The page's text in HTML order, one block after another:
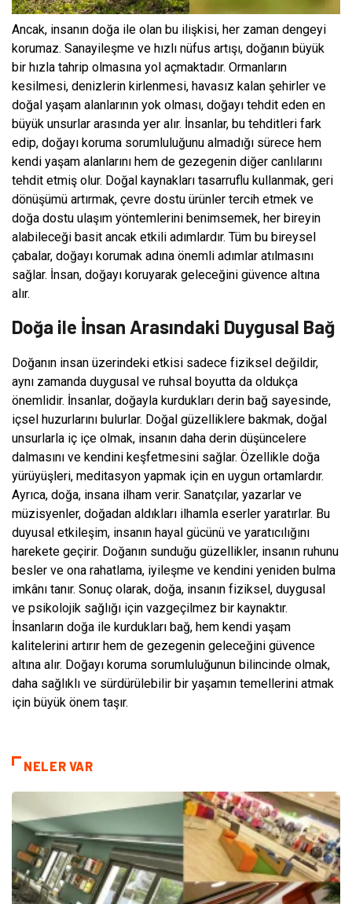
Ancak, insanın doğa ile olan bu ilişkisi, her zaman dengeyi
korumaz. Sanayileşme ve hızlı nüfus artışı, doğanın büyük
bir hızla tahrip olmasına yol açmaktadır. Ormanların
kesilmesi, denizlerin kirlenmesi, havasız kalan şehirler ve
doğal yaşam alanlarının yok olması, doğayı tehdit eden en
büyük unsurlar arasında yer alır. İnsanlar, bu tehditleri fark
edip, doğayı koruma sorumluluğunu almadığı sürece hem
kendi yaşam alanlarını hem de gezegenin diğer canlılarını
tehdit etmiş olur. Doğal kaynakları tasarruflu kullanmak, geri
dönüşümü artırmak, çevre dostu ürünler tercih etmek ve
doğa dostu ulaşım yöntemlerini benimsemek, her bireyin
alabileceği basit ancak etkili adımlardır. Tüm bu bireysel
çabalar, doğayı korumak adına önemli adımlar atılmasını
sağlar. İnsan, doğayı koruyarak geleceğini güvence altına
alır.
Doğa ile İnsan Arasındaki Duygusal Bağ
Doğanın insan üzerindeki etkisi sadece fiziksel değildir,
aynı zamanda duygusal ve ruhsal boyutta da oldukça
önemlidir. İnsanlar, doğayla kurdukları derin bağ sayesinde,
içsel huzurlarını bulurlar. Doğal güzelliklere bakmak, doğal
unsurlarla iç içe olmak, insanın daha derin düşüncelere
dalmasını ve kendini keşfetmesini sağlar. Özellikle doğa
yürüyüşleri, meditasyon yapmak için en uygun ortamlardır.
Ayrıca, doğa, insana ilham verir. Sanatçılar, yazarlar ve
müzisyenler, doğadan aldıkları ilhamla eserler yaratırlar. Bu
duyusal etkileşim, insanın hayal gücünü ve yaratıcılığını
harekete geçirir. Doğanın sunduğu güzellikler, insanın ruhunu
besler ve ona rahatlama, iyileşme ve kendini yeniden bulma
imkânı tanır. Sonuç olarak, doğa, insanın fiziksel, duygusal
ve psikolojik sağlığı için vazgeçilmez bir kaynaktır.
İnsanların doğa ile kurdukları bağ, hem kendi yaşam
kalitelerini artırır hem de gezegenin geleceğini güvence
altına alır. Doğayı koruma sorumluluğunun bilincinde olmak,
daha sağlıklı ve sürdürülebilir bir yaşamın temellerini atmak
için büyük önem taşır.
NELER VAR